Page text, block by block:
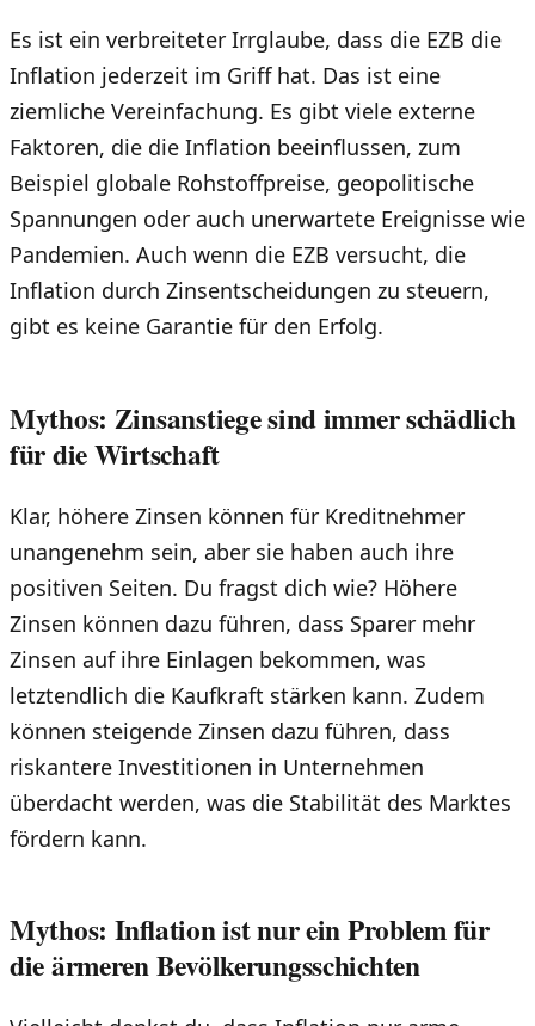
Es ist ein verbreiteter Irrglaube, dass die EZB die
Inflation jederzeit im Griff hat. Das ist eine
ziemliche Vereinfachung. Es gibt viele externe
Faktoren, die die Inflation beeinflussen, zum
Beispiel globale Rohstoffpreise, geopolitische
Spannungen oder auch unerwartete Ereignisse wie
Pandemien. Auch wenn die EZB versucht, die
Inflation durch Zinsentscheidungen zu steuern,
gibt es keine Garantie für den Erfolg.
Mythos: Zinsanstiege sind immer schädlich
für die Wirtschaft
Klar, höhere Zinsen können für Kreditnehmer
unangenehm sein, aber sie haben auch ihre
positiven Seiten. Du fragst dich wie? Höhere
Zinsen können dazu führen, dass Sparer mehr
Zinsen auf ihre Einlagen bekommen, was
letztendlich die Kaufkraft stärken kann. Zudem
können steigende Zinsen dazu führen, dass
riskantere Investitionen in Unternehmen
überdacht werden, was die Stabilität des Marktes
fördern kann.
Mythos: Inflation ist nur ein Problem für
die ärmeren Bevölkerungsschichten